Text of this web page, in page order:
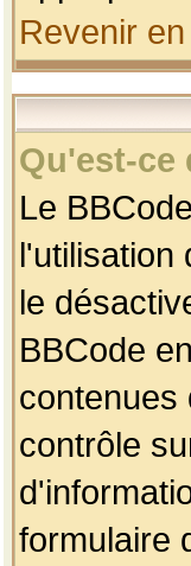
Revenir
Qu'est-ce
Le
l'utilisation
le
BBCode
contenues
contrôle
formulaire